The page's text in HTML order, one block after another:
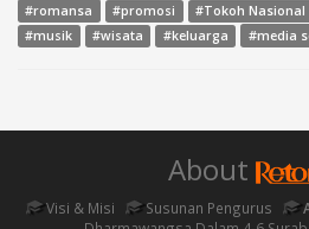
#romansa
#promosi #Tokoh Nasional
#musik
#wisata #keluarga #media
About
Visi & Misi Susunan Pengurus